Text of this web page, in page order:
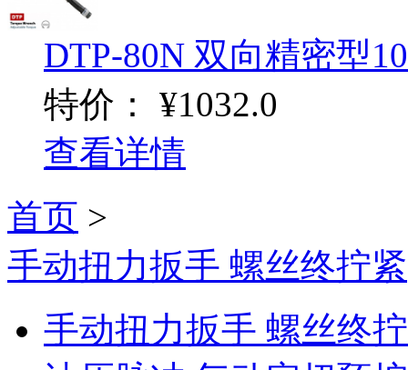
DTP-80N 双向精密型
特价：
¥1032.0
查看详情
首页 >
手动扭力扳手 螺丝终拧紧
手动扭力扳手 螺丝终